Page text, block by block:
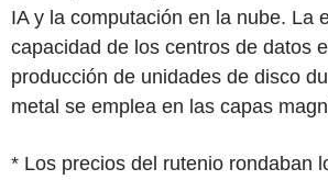
IA y la computación en la nube. La
capacidad de los centros de datos
producción de unidades de disco
metal se emplea en las capas
* Los precios del rutenio rondaban